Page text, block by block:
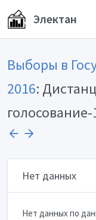
Электан
Выборы в
2016:
голосование-
Нет данных
Нет данных по